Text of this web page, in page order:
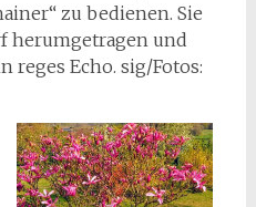
zu bedienen. Sie
herumgetragen und
reges Echo. sig/Fotos: